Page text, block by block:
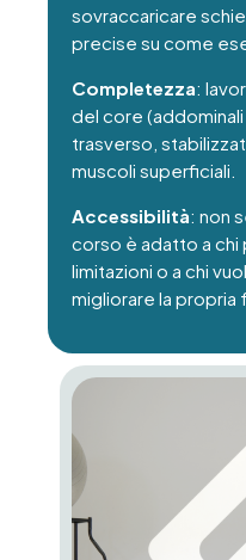
sovraccaricare
precise su come
Completezza:
del core
trasverso,
muscoli superficiali.
Accessibilità: non
corso è adatto a chi
limitazioni o a chi
migliorare la propria